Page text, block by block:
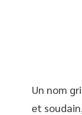
Un nom
et